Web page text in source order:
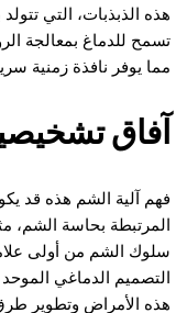
هذه الذبذبات، التي
تسمح للدماغ بمعالجة
مما يوفر نافذة زمنية
آفاق
فهم آلية الشم هذه قد
المرتبطة بحاسة الشم،
سلوك الشم من أولى
التصميم الدماغي
هذه الأمراض وتطوير